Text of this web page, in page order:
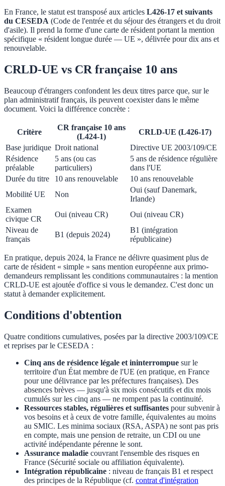
En France, le statut est transposé aux articles L426-17 et suivants
du CESEDA (Code de l'entrée et du séjour des étrangers et du droit
d'asile). Il prend la forme d'une carte de résident portant la mention
spécifique « résident longue durée — UE », délivrée pour dix ans et
renouvelable.
CRLD-UE vs CR française 10 ans
Beaucoup d'étrangers confondent les deux titres parce que, sur le
plan administratif français, ils peuvent coexister dans le même
document. Voici la différence concrète :
Critère
CR française 10 ans
(L424-1)
CRLD-UE (L426-17)
Base juridique Droit national
Directive UE 2003/109/CE
Résidence
préalable
5 ans (ou cas
particuliers)
5 ans de résidence régulière
dans l'UE
Durée du titre
10 ans renouvelable
10 ans renouvelable
Mobilité UE
Non
Oui (sauf Danemark,
Irlande)
Examen
civique CR
Oui (niveau CR)
Oui (niveau CR)
Niveau de
français
B1 (depuis 2024)
B1 (intégration
républicaine)
En pratique, depuis 2024, la France ne délivre quasiment plus de
carte de résident « simple » sans mention européenne aux primo-
demandeurs remplissant les conditions communautaires : la mention
CRLD-UE est ajoutée d'office si vous le demandez. C'est donc un
statut à demander explicitement.
Conditions d'obtention
Quatre conditions cumulatives, posées par la directive 2003/109/CE
et reprises par le CESEDA :
Cinq ans de résidence légale et ininterrompue sur le
territoire d'un État membre de l'UE (en pratique, en France
pour une délivrance par les préfectures françaises). Des
absences brèves — jusqu'à six mois consécutifs et dix mois
cumulés sur les cinq ans — ne rompent pas la continuité.
Ressources stables, régulières et suffisantes pour subvenir à
vos besoins et à ceux de votre famille, équivalentes au moins
au SMIC. Les minima sociaux (RSA, ASPA) ne sont pas pris
en compte, mais une pension de retraite, un CDI ou une
activité indépendante pérenne le sont.
Assurance maladie couvrant l'ensemble des risques en
France (Sécurité sociale ou affiliation équivalente).
Intégration républicaine : niveau de français B1 et respect
des principes de la République (cf. contrat d'intégration